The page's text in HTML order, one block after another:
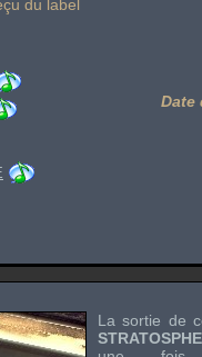
du label
Date
La sortie de